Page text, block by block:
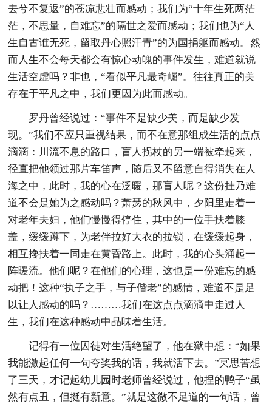
去兮不复返”的苍凉悲壮而感动；我们为“十年生死两茫
茫，不思量，自难忘”的隔世之爱而感动；我们也为“人
生自古谁无死，留取丹心照汗青”的为国捐躯而感动。然
而人生不会每天都会有惊心动魄的事件发生，难道就说
生活空虚吗？非也，“看似平凡最奇崛”。往往真正的美
存在于平凡之中，我们更因为此而感动。
罗丹曾经说过：“事件不是缺少美，而是缺少发
现。”我们不应只重视结果，而不在意那组成生活的点点
滴滴：川流不息的路口，盲人拐杖的另一端被牵起来，
径直把他领过那片车笛声，随后又不留意自得消失在人
海之中，此时，我的心在泛暖，那盲人呢？这份挂乃难
道不会是她为之感动吗？萧瑟的秋风中，夕阳里走着一
对老年夫妇，他们慢慢得停住，其中的一位手扶着膝
盖，缓缓蹲下，为老伴拉好大衣的拉锁，在缓缓起身，
相互搀扶着一同走在黄昏路上。此时，我的心头涌起一
阵暖流。他们呢？在他们的心理，这也是一份难忘的感
动把！这种“执子之手，与子偕老”的感情，难道不是足
以让人感动的吗？………我们在这点点滴滴中走过人
生，我们在这种感动中品味着生活。
记得有一位囚徒对生活绝望了，他在狱中想：“如果
我能激起任何一句夸奖我的话，我就活下去。”冥思苦想
了三天，才记起幼儿园时老师曾经说过，他捏的鸭子“虽
然有点丑，但挺有新意。”就是这微不足道的一句话，曾